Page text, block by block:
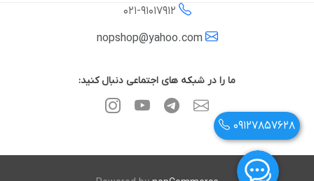
021-91017912
ما را در شبکه های اجتماعی دنبال کنید:
09127857628